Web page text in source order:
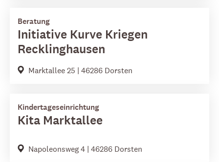
Beratung
Initiative Kurve Kriegen
Recklinghausen
Marktallee 25 | 46286 Dorsten
Kindertageseinrichtung
Kita Marktallee
Napoleonsweg 4 | 46286 Dorsten